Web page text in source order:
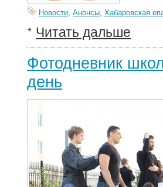
Новости, Анонсы, Хабаровская
Читать дальше
Фотодневник
день